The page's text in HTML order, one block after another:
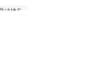
アをした先輩から「背
ゃない？」と言われシ
イタルも安定してたし
オムツも変えて体交も
け持ち